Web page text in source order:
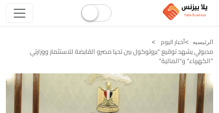
الرئيسيه أخبار اليوم
مدبولي يشهد توقيع "بروتوكول بين تحيا مصرو القابضة للاستثمار ووزارتي
"الكهرباء" و"المالية"